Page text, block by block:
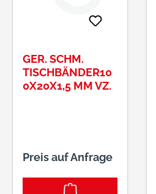
GER. SCHM.
TISCHBÄNDER10
0X20X1,5 MM VZ.
Preis auf Anfrage